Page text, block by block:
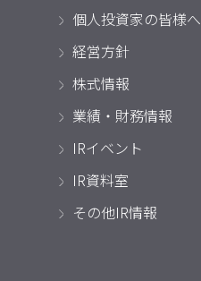
個人投資家の皆様へ
経営方針
株式情報
業績・財務情報
IRイベント
IR資料室
その他IR情報